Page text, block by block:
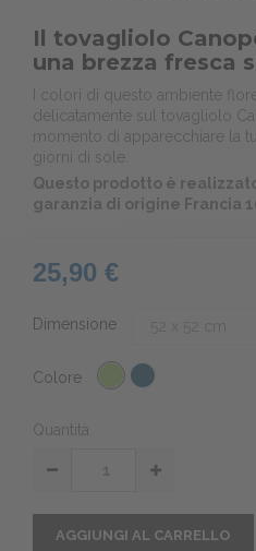
Il tovagliolo
una brezza fresca
I colori di questo ambiente
delicatamente sul tovagliolo
momento di apparecchiare la
giorni di sole.
Questo prodotto è realizzato
garanzia di origine Francia
25,90 €
Dimensione
Colore
Quantità
AGGIUNGI AL CARRELLO